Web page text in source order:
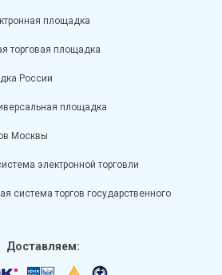
площадка
торговая площадка
России
площадка
Москвы
электронной торговли
система торгов государственного
Доставляем: